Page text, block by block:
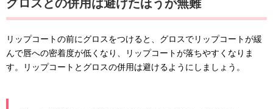
グロスとの併用は避けたほうが無難
リップコートの前にグロスをつけると、グロスでリップコートが緩
んで唇への密着度が低くなり、リップコートが落ちやすくなりま
す。リップコートとグロスの併用は避けるようにしましょう。